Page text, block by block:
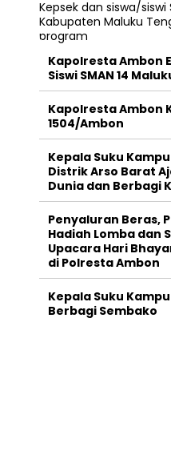
Kapolresta Ambon
Siswi SMAN 14
Kapolresta Ambon
1504/Ambon
Kepala Suku
Distrik Arso Barat
Dunia dan Berbagi
Penyaluran Beras,
Hadiah Lomba dan
Upacara Hari
di Polresta Ambon
Kepala Suku
Berbagi Sembako